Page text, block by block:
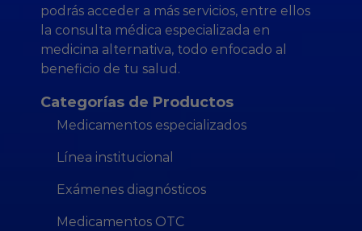
podrás acceder a más servicios, entre ellos
la consulta médica especializada en
medicina alternativa, todo enfocado al
beneficio de tu salud.
Categorías de Productos
Medicamentos especializados
Línea institucional
Exámenes diagnósticos
Medicamentos OTC